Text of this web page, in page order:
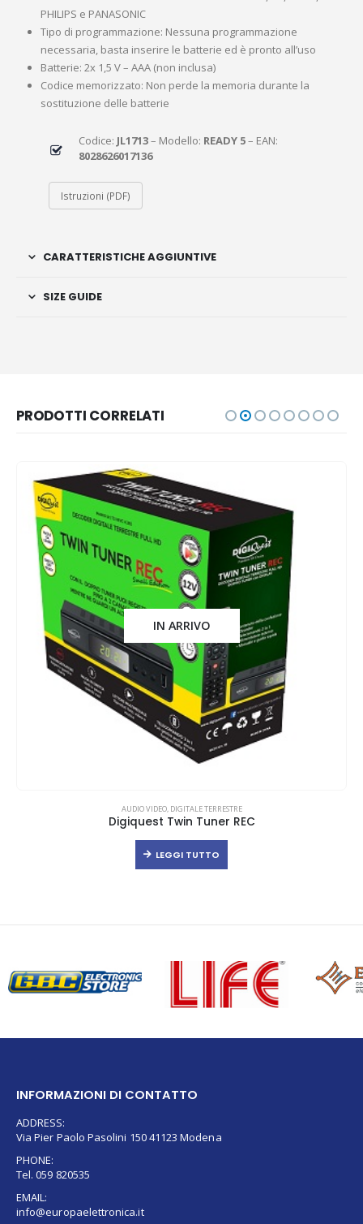
PHILIPS e PANASONIC
Tipo di programmazione: Nessuna programmazione
necessaria, basta inserire le batterie ed è pronto all’uso
Batterie: 2x 1,5 V – AAA (non inclusa)
Codice memorizzato: Non perde la memoria durante la
sostituzione delle batterie
Codice: JL1713– Modello: READY 5– EAN:
8028626017136
Istruzioni (PDF)
CARATTERISTICHE AGGIUNTIVE
SIZE GUIDE
PRODOTTI CORRELATI
IN ARRIVO
AUDIO VIDEO, DIGITALE TERRESTRE
Digiquest Twin Tuner REC
LEGGI TUTTO
INFORMAZIONI DI CONTATTO
ADDRESS:
Via Pier Paolo Pasolini 150 41123 Modena
PHONE:
Tel. 059 820535
EMAIL:
info@europaelettronica.it